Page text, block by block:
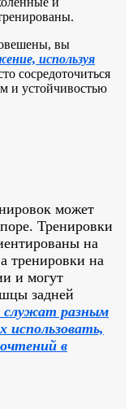
вы
используя
сосредоточиться
и устойчивостью
может
Тренировки
на
тренировки на
и могут
задней
служат разным
использовать,
в